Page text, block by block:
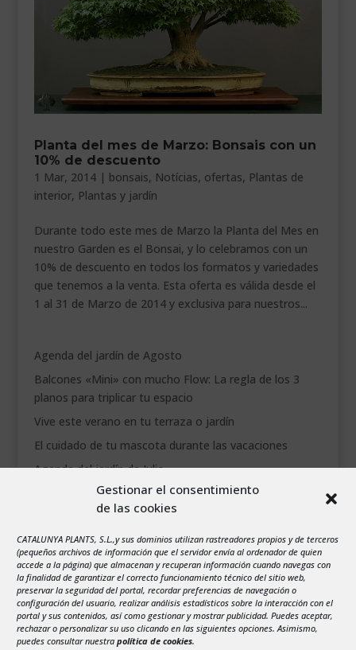
Gestionar el consentimiento
de las cookies
CATALUNYA PLANTS, S.L.,y sus dominios utilizan rastreadores propios y de terceros
(pequeños archivos de información que el servidor envía al ordenador de quien
accede a la página) que almacenan y recuperan información cuando navegas con
la finalidad de garantizar el correcto funcionamiento técnico del sitio web,
preservar la seguridad del portal, recordar preferencias de navegación o
configuración del usuario, realizar análisis estadísticos sobre la interacción con el
portal y sus contenidos, así como gestionar y mostrar publicidad. Puedes aceptar,
rechazar o personalizar su uso clicando en las siguientes opciones. Asimismo,
puedes consultar nuestra política de cookies.
Planta del mes de Marzo: Bonsais con un
10% de descuento
1 Mar, 2014| bonsais, Notícias, ofertas, Plantas de
interior, Plantas y jardín
Durante todo este mes de Marzo la Planta del Mes en
nuestro Garden es el Bonsai, y lo celebramos con un
10% de descuento en todos los formatos y variedades
que tenemos a la venta. Esta oferta es válida desde el
1 al 31 de Marzo de 2014 y exclusiva para nuestros...
Agenda del jardín de Agosto
Balcones «Mini» con mucho Flow: La regla de los 3
planos para triplicar tu espacio
Vive este verano en tu terraza o jardín
El cuidado de tu mascota durante las vacaciones
Agenda del jardín de Julio
agosto 2026
1
2
3
4 5 6 7 8
9
10
11 12 13 14 15
16
17
18 19 20 21 22
23
24
25 26 27